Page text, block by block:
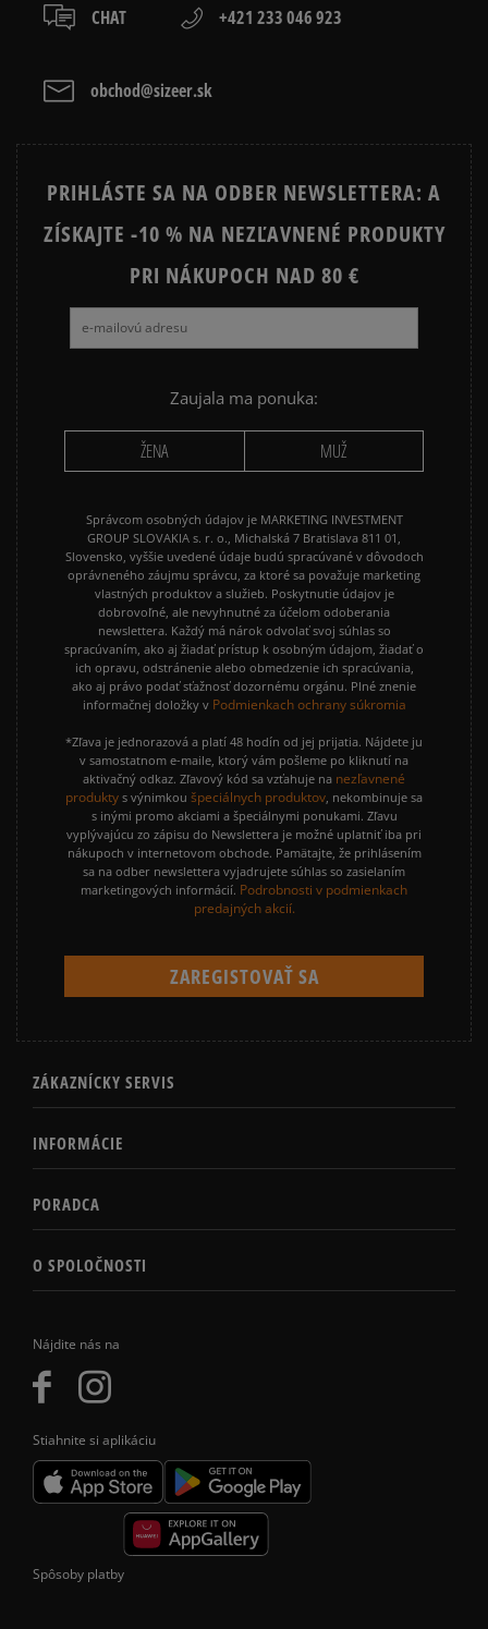
CHAT +421 233 046 923
obchod@sizeer.sk
Nájdite nás na
Stiahnite si aplikáciu
PRIHLÁSTE SA NA ODBER NEWSLETTERA: A
ZÍSKAJTE -10 % NA NEZĽAVNENÉ PRODUKTY
PRI NÁKUPOCH NAD 80 €
Zaujala ma ponuka:
ŽENA MUŽ
Správcom osobných údajov je MARKETING INVESTMENT
GROUP SLOVAKIA s. r. o., Michalská 7 Bratislava 811 01,
Slovensko, vyššie uvedené údaje budú spracúvané v dôvodoch
oprávneného záujmu správcu, za ktoré sa považuje marketing
vlastných produktov a služieb. Poskytnutie údajov je
dobrovoľné, ale nevyhnutné za účelom odoberania
newslettera. Každý má nárok odvolať svoj súhlas so
spracúvaním, ako aj žiadať prístup k osobným údajom, žiadať o
ich opravu, odstránenie alebo obmedzenie ich spracúvania,
ako aj právo podať sťažnosť dozornému orgánu. Plné znenie
informačnej doložky v Podmienkach ochrany súkromia
*Zľava je jednorazová a platí 48 hodín od jej prijatia. Nájdete ju
v samostatnom e-maile, ktorý vám pošleme po kliknutí na
aktivačný odkaz. Zľavový kód sa vzťahuje na nezľavnené
produkty s výnimkou špeciálnych produktov , nekombinuje sa
s inými promo akciami a špeciálnymi ponukami. Zľavu
vyplývajúcu zo zápisu do Newslettera je možné uplatniť iba pri
nákupoch v internetovom obchode. Pamätajte, že prihlásením
sa na odber newslettera vyjadrujete súhlas so zasielaním
marketingových informácií. Podrobnosti v podmienkach
predajných akcií.
ZÁKAZNÍCKY SERVIS
INFORMÁCIE
PORADCA
O SPOLOČNOSTI
Spôsoby platby